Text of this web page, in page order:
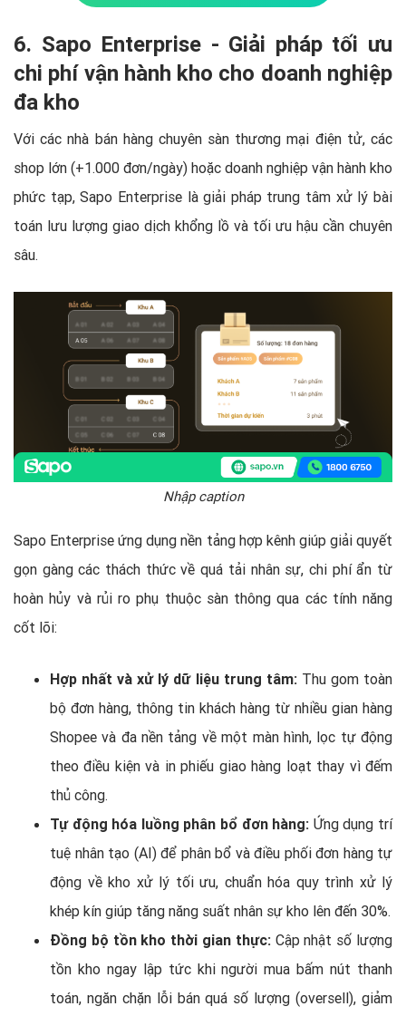
6. Sapo Enterprise - Giải pháp tối ưu
chi phí vận hành kho cho doanh nghiệp
đa kho
Với các nhà bán hàng chuyên sàn thương mại điện tử, các
shop lớn (+1.000 đơn/ngày) hoặc doanh nghiệp vận hành kho
phức tạp, Sapo Enterprise là giải pháp trung tâm xử lý bài
toán lưu lượng giao dịch khổng lồ và tối ưu hậu cần chuyên
sâu.
Nhập caption
Sapo Enterprise ứng dụng nền tảng hợp kênh giúp giải quyết
gọn gàng các thách thức về quá tải nhân sự, chi phí ẩn từ
hoàn hủy và rủi ro phụ thuộc sàn thông qua các tính năng
cốt lõi:
Hợp nhất và xử lý dữ liệu trung tâm: Thu gom toàn
bộ đơn hàng, thông tin khách hàng từ nhiều gian hàng
Shopee và đa nền tảng về một màn hình, lọc tự động
theo điều kiện và in phiếu giao hàng loạt thay vì đếm
thủ công.
Tự động hóa luồng phân bổ đơn hàng: Ứng dụng trí
tuệ nhân tạo (AI) để phân bổ và điều phối đơn hàng tự
động về kho xử lý tối ưu, chuẩn hóa quy trình xử lý
khép kín giúp tăng năng suất nhân sự kho lên đến 30%.
Đồng bộ tồn kho thời gian thực: Cập nhật số lượng
tồn kho ngay lập tức khi người mua bấm nút thanh
toán, ngăn chặn lỗi bán quá số lượng (oversell), giảm